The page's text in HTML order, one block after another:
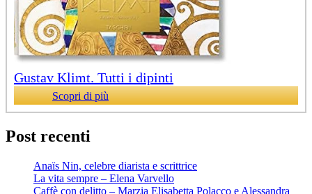
Gustav Klimt. Tutti i dipinti
Scopri di più
Post recenti
Anaïs Nin, celebre diarista e scrittrice
La vita sempre – Elena Varvello
Caffè con delitto – Marzia Elisabetta Polacco e Alessandra